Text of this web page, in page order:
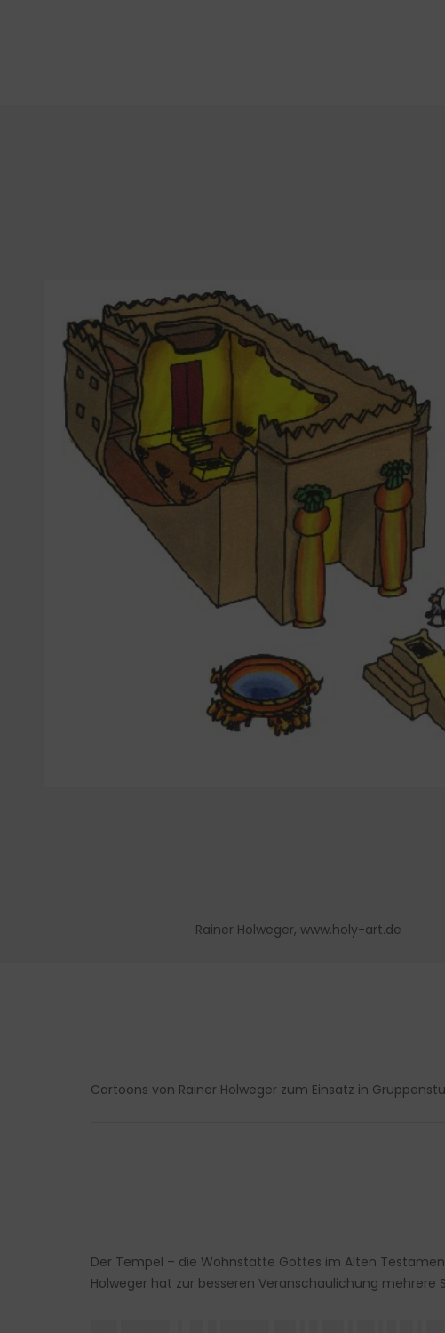
Rainer Holweger, www.holy-art.de
Cartoons von Rainer Holweger zum Einsatz in
Der Tempel – die Wohnstätte Gottes im Alten
Holweger hat zur besseren Veranschaulichung mehrere